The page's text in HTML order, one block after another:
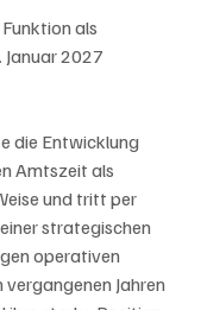
als
2027
die Entwicklung
Amtszeit als
und tritt per
strategischen
operativen
Jahren